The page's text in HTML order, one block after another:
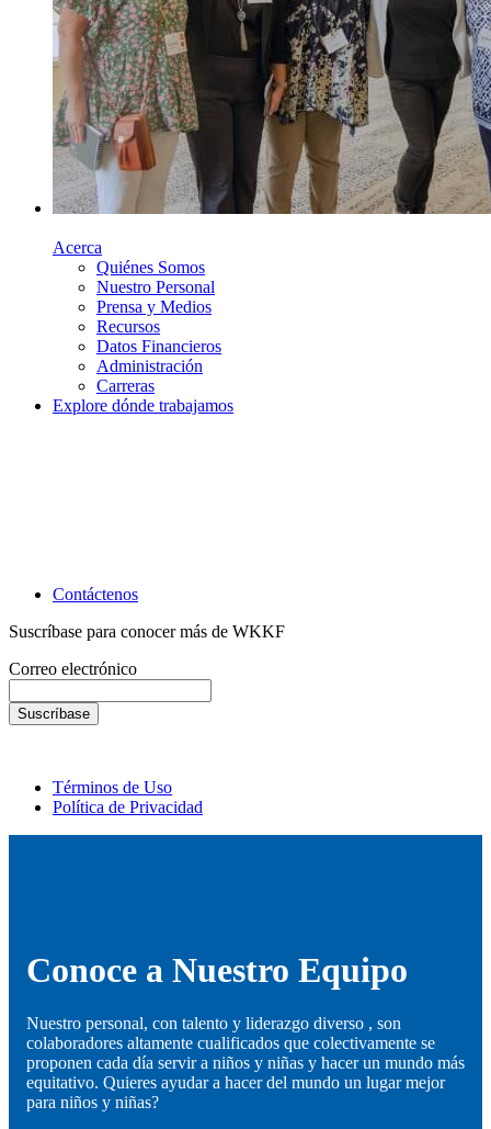
Acerca
Quiénes Somos
Nuestro Personal
Prensa y Medios
Recursos
Datos Financieros
Administración
Carreras
Explore dónde trabajamos
Contáctenos
Suscríbase para conocer más de WKKF
Correo electrónico
Términos de Uso
Política de Privacidad
Conoce a Nuestro Equipo
Nuestro personal, con talento y liderazgo diverso , son
colaboradores altamente cualificados que colectivamente se
proponen cada día servir a niños y niñas y hacer un mundo más
equitativo. Quieres ayudar a hacer del mundo un lugar mejor
para niños y niñas?